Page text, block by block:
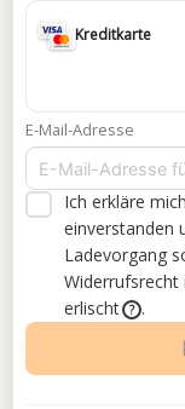
Kreditkarte
E-Mail-Adresse
Ich erkläre
einverstanden
Ladevorgang
Widerrufsrecht
erlischt
? .